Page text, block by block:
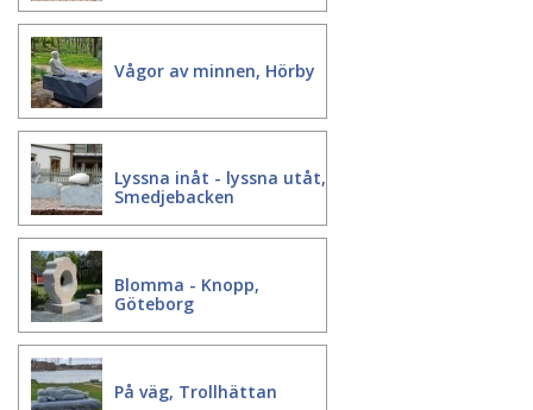
Vågor av minnen, Hörby
Lyssna inåt - lyssna utåt,
Smedjebacken
Blomma - Knopp,
Göteborg
På väg, Trollhättan